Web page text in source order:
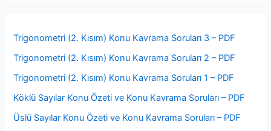
Trigonometri (2. Kısım) Konu Kavrama Soruları 3 – PDF
Trigonometri (2. Kısım) Konu Kavrama Soruları 2 – PDF
Trigonometri (2. Kısım) Konu Kavrama Soruları 1 – PDF
Köklü Sayılar Konu Özeti ve Konu Kavrama Soruları – PDF
Üslü Sayılar Konu Özeti ve Konu Kavrama Soruları – PDF